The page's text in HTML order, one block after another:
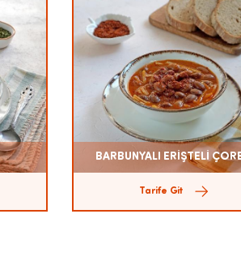
BARBUNYALI ERİŞTELİ
Tarife Git